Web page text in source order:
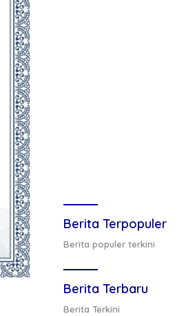
Berita Terpopuler
Berita populer terkini
Berita Terbaru
Berita Terkini